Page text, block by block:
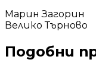
Марин Загорин
Велико Търново
Подобни